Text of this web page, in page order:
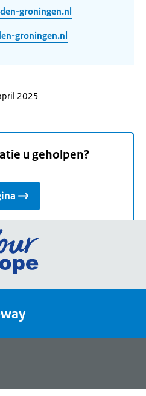
groningen.nl
groningen.nl
2025
u geholpen?
Ga
de
een
de